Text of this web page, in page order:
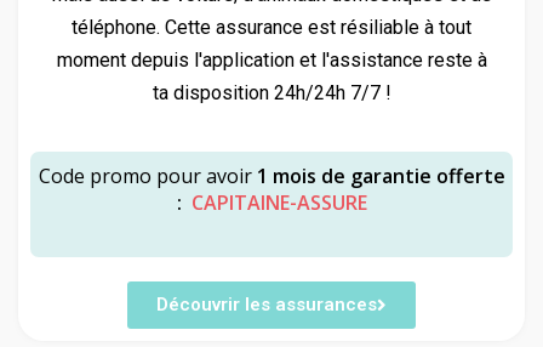
téléphone. Cette assurance est résiliable à tout
moment depuis l'application et l'assistance reste à
ta disposition 24h/24h 7/7 !
Code promo pour avoir 1 mois de garantie offerte
: CAPITAINE-ASSURE
Découvrir les assurances